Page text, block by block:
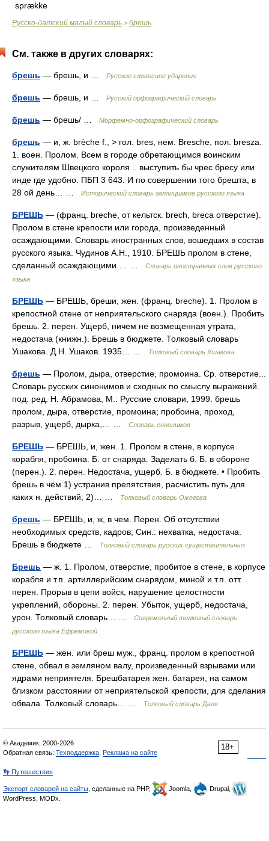
sprække
Русско-датский малый словарь > брешь
См. также в других словарях:
брешь — брешь, и … Русское словесное ударение
брешь — брешь, и … Русский орфографический словарь
брешь — брешь/ … Морфемно-орфографический словарь
брешь — и, ж. brèche f., > гол. bres, нем. Bresche, пол. bresza.
1. воен. Пролом. Всем в городе обретающимся воинским
служителям Швецкого короля .. выступить бы чрес бресу или
инде где удобно. ПБП 3 643. И по совершении того брешта, в
28 ой день… …
Исторический словарь галлицизмов русского языка
БРЕШЬ — (франц. breche, от кельтск. brech, breca отверстие).
Пролом в стене крепости или города, произведенный
осаждающими. Словарь иностранных слов, вошедших в состав
русского языка. Чудинов А.Н., 1910. БРЕШЬ пролом в стене,
сделанный осаждающими.… …
Словарь иностранных слов русского
языка
БРЕШЬ — БРЕШЬ, бреши, жен. (франц. breche). 1. Пролом в
крепостной стене от неприятельского снаряда (воен.). Пробить
брешь. 2. перен. Ущерб, ничем не возмещенная утрата,
недостача (книжн.). Брешь в бюджете. Толковый словарь
Ушакова. Д.Н. Ушаков. 1935… …
Толковый словарь Ушакова
брешь — Пролом, дыра, отверстие, промоина. Ср. отверстие...
Словарь русских синонимов и сходных по смыслу выражений.
под. ред. Н. Абрамова, М.: Русские словари, 1999. брешь
пролом, дыра, отверстие, промоина; пробоина, проход,
разрыв, ущерб, дырка,… …
Словарь синонимов
БРЕШЬ — БРЕШЬ, и, жен. 1. Пролом в стене, в корпусе
корабля, пробоина. Б. от снаряда. Заделать б. Б. в обороне
(перен.). 2. перен. Недостача, ущерб. Б. в бюджете. • Пробить
брешь в чём 1) устранив препятствия, расчистить путь для
каких н. действий; 2)… …
Толковый словарь Ожегова
брешь — БРЕШЬ, и, ж, в чем. Перен. Об отсутствии
необходимых средств, кадров; Син.: нехватка, недостача.
Брешь в бюджете …
Толковый словарь русских существительных
Брешь — ж. 1. Пролом, отверстие, пробитое в стене, в корпусе
корабля и т.п. артиллерийским снарядом, миной и т.п. отт.
перен. Прорыв в цепи войск, нарушение целостности
укреплений, обороны. 2. перен. Убыток, ущерб, недостача,
урон. Толковый словарь… …
Современный толковый словарь
русского языка Ефремовой
БРЕШЬ — жен. или бреш муж., франц. пролом в крепостной
стене, обвал в земляном валу, произведенный взрывами или
ядрами неприятеля. Брешбатарея жен. батарея, на самом
близком расстоянии от неприятельской крепости, для сделания
обвала. Толковый словарь… …
Толковый словарь Даля
18+
© Академик, 2000-2026
Обратная связь: Техподдержка Реклама на сайте
👣 Путешествия
Экспорт словарей на сайты , сделанные на PHP, Joomla,
Drupal,
WordPress, MODx.